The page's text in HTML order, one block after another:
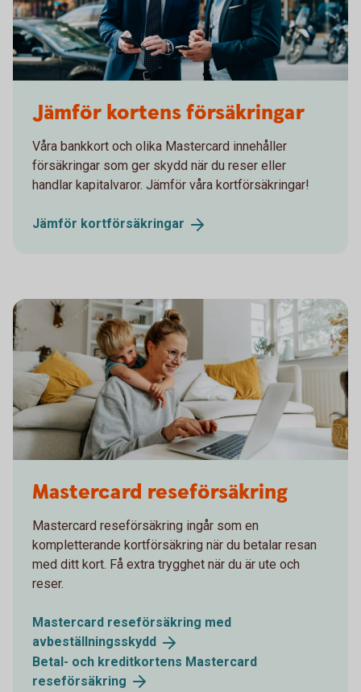
Jämför kortens försäkringar
Våra bankkort och olika Mastercard innehåller
försäkringar som ger skydd när du reser eller
handlar kapitalvaror. Jämför våra kortförsäkringar!
Jämför kortförsäkringar
Mastercard reseförsäkring
Mastercard reseförsäkring ingår som en
kompletterande kortförsäkring när du betalar resan
med ditt kort. Få extra trygghet när du är ute och
reser.
Mastercard reseförsäkring med
avbeställningsskydd
Betal- och kreditkortens Mastercard
reseförsäkring